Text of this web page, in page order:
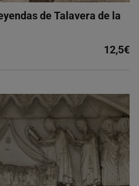
de Talavera de la
12,5€